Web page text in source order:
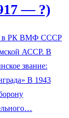
— ?)
в РК ВМФ СССР
АССР. В
звание:
В 1943